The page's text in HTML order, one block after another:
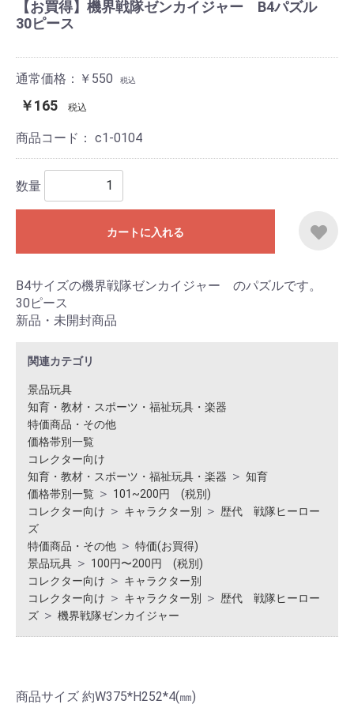
【お買得】機界戦隊ゼンカイジャー B4パズル
30ピース
通常価格：￥550 税込
￥165 税込
商品コード： c1-0104
数量
カートに入れる
B4サイズの機界戦隊ゼンカイジャー のパズルです。
30ピース
新品・未開封商品
関連カテゴリ
景品玩具
知育・教材・スポーツ・福祉玩具・楽器
特価商品・その他
価格帯別一覧
コレクター向け
知育・教材・スポーツ・福祉玩具・楽器 ＞ 知育
価格帯別一覧 ＞ 101~200円 (税別)
コレクター向け ＞ キャラクター別 ＞ 歴代 戦隊ヒーロー
ズ
特価商品・その他 ＞ 特価(お買得)
景品玩具 ＞ 100円〜200円 (税別)
コレクター向け ＞ キャラクター別
コレクター向け ＞ キャラクター別 ＞ 歴代 戦隊ヒーロー
ズ ＞ 機界戦隊ゼンカイジャー
商品サイズ 約W375*H252*4(㎜)